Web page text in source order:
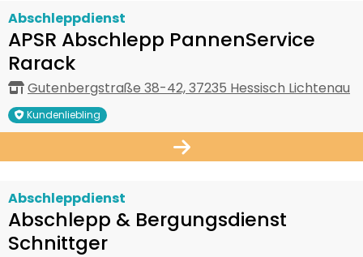
Abschleppdienst
APSR Abschlepp PannenService
Rarack
Gutenbergstraße 38-42, 37235 Hessisch Lichtenau
Kundenliebling
Abschleppdienst
Abschlepp & Bergungsdienst
Schnittger